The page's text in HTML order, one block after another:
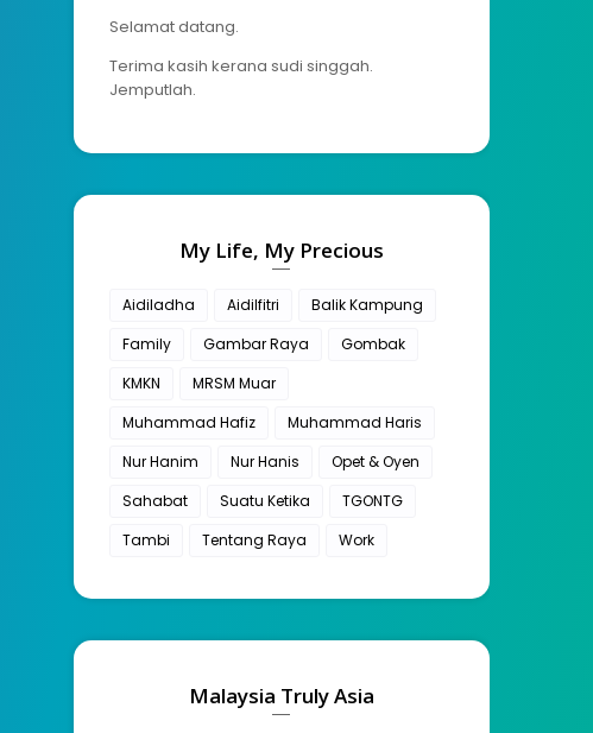
Selamat datang.
Terima kasih kerana sudi singgah.
Jemputlah.
My Life, My Precious
Aidiladha Aidilfitri
Balik Kampung
Family
Gambar Raya
Gombak
KMKN
MRSM Muar
Muhammad Hafiz
Muhammad Haris
Nur Hanim
Nur Hanis
Opet & Oyen
Sahabat
Suatu Ketika
TGONTG
Tambi
Tentang Raya Work
Malaysia Truly Asia